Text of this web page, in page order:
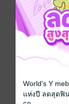
World's Y
แห่งปี ลดสุดฟิ